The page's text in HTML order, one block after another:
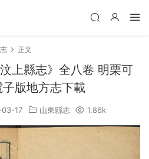
正文
上縣志》全八卷 明栗可
版地方志下載
17 山東縣志 1.86k